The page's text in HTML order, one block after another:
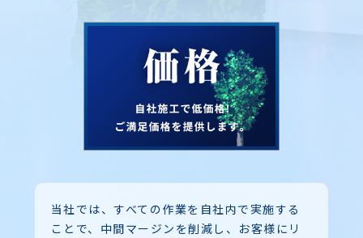
当社では、すべての作業を自社内で実施する
ことで、中間マージンを削減し、お客様にリ